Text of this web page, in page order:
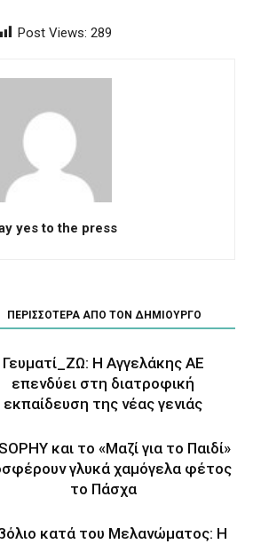
Post Views: 289
yes to the press
ΠΕΡΙΣΣΟΤΕΡΑ ΑΠΟ ΤΟΝ ΔΗΜΙΟΥΡΓΟ
Γευματί_ΖΩ: Η Αγγελάκης ΑΕ
επενδύει στη διατροφική
εκπαίδευση της νέας γενιάς
και το «Μαζί για το Παιδί»
γλυκά χαμόγελα φέτος
το Πάσχα
κατά του Μελανώματος: Η